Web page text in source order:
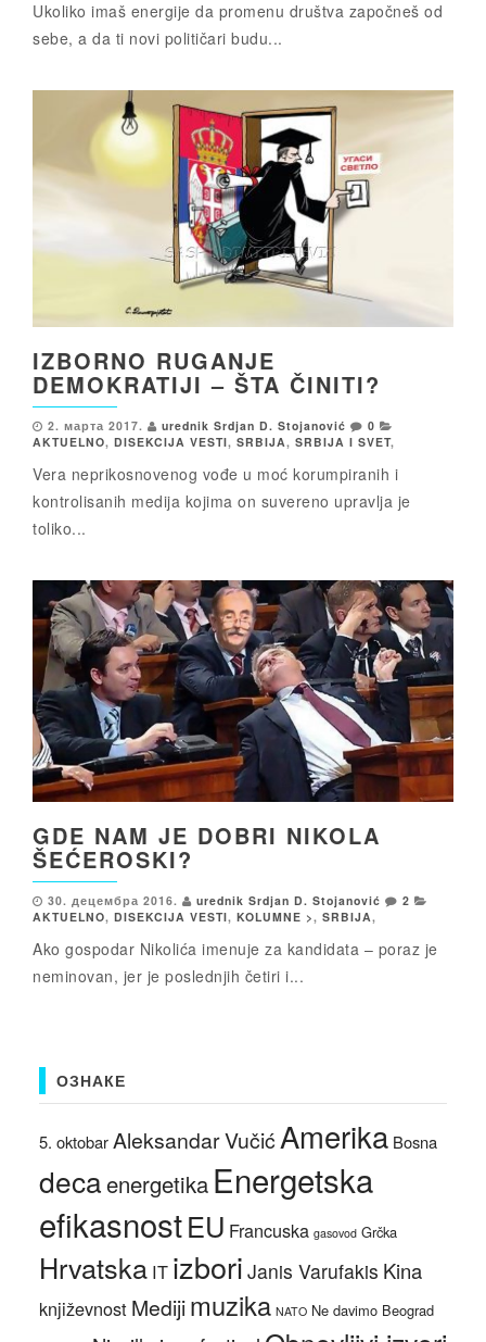
Ukoliko imaš energije da promenu društva započneš od
sebe, a da ti novi političari budu...
IZBORNO RUGANJE
DEMOKRATIJI – ŠTA ČINITI?
2. марта 2017. urednik Srdjan D. Stojanović
0
AKTUELNO, DISEKCIJA VESTI, SRBIJA , SRBIJA I SVET,
Vera neprikosnovenog vođe u moć korumpiranih i
kontrolisanih medija kojima on suvereno upravlja je
toliko...
GDE NAM JE DOBRI NIKOLA
ŠEĆEROSKI?
30. децембра 2016. urednik Srdjan D. Stojanović
2
AKTUELNO, DISEKCIJA VESTI, KOLUMNE >, SRBIJA,
Ako gospodar Nikolića imenuje za kandidata – poraz je
neminovan, jer je poslednjih četiri i...
ОЗНАКЕ
5. oktobarAleksandar Vučić Amerika Bosna
decaenergetika Energetska
efikasnostEU Francuska gasovod Grčka
Hrvatska IT izbori Janis Varufakis Kina
književnost Medijimuzika NATO Ne davimo Beograd